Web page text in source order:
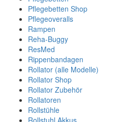
Pflegebetten Shop
Pflegeoveralls
Rampen
Reha-Buggy
ResMed
Rippenbandagen
Rollator (alle Modelle)
Rollator Shop
Rollator Zubehör
Rollatoren
Rollstühle
Rollstuhl Akkus